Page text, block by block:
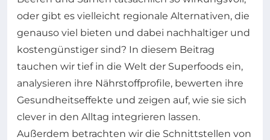
oder gibt es vielleicht regionale Alternativen, die
genauso viel bieten und dabei nachhaltiger und
kostengünstiger sind? In diesem Beitrag
tauchen wir tief in die Welt der Superfoods ein,
analysieren ihre Nährstoffprofile, bewerten ihre
Gesundheitseffekte und zeigen auf, wie sie sich
clever in den Alltag integrieren lassen.
Außerdem betrachten wir die Schnittstellen von